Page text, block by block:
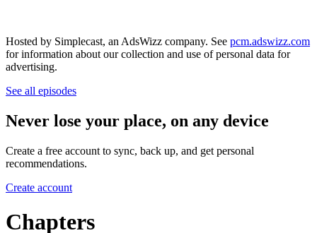
Hosted by Simplecast, an AdsWizz company. See pcm.adswizz.com
for information about our collection and use of personal data for
advertising.
See all episodes
Never lose your place, on any device
Create a free account to sync, back up, and get personal
recommendations.
Create account
Chapters